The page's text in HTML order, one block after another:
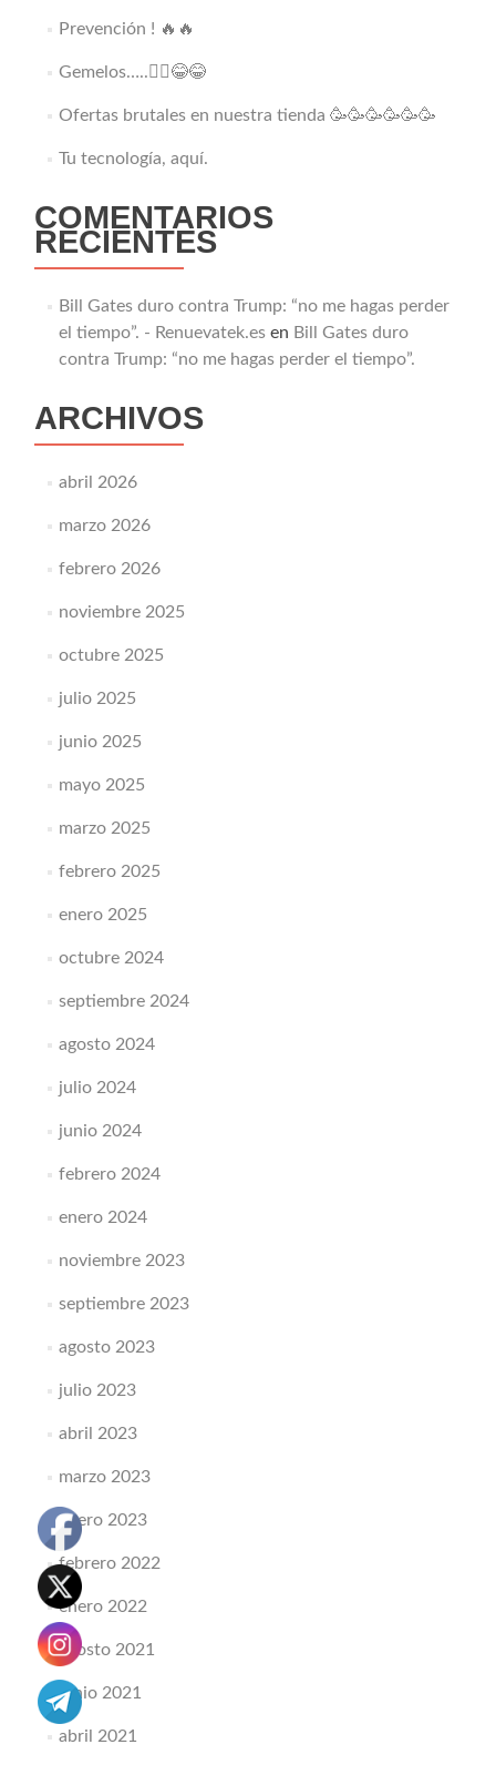
Prevención ! 🔥🔥
Gemelos…..👯‍♂️😂😂
Ofertas brutales en nuestra tienda 🥳🥳🥳🥳🥳🥳
Tu tecnología, aquí.
COMENTARIOS
RECIENTES
Bill Gates duro contra Trump: “no me hagas perder
el tiempo”. - Renuevatek.esen Bill Gates duro
contra Trump: “no me hagas perder el tiempo”.
ARCHIVOS
abril 2026
marzo 2026
febrero 2026
noviembre 2025
octubre 2025
julio 2025
junio 2025
mayo 2025
marzo 2025
febrero 2025
enero 2025
octubre 2024
septiembre 2024
agosto 2024
julio 2024
junio 2024
febrero 2024
enero 2024
noviembre 2023
septiembre 2023
agosto 2023
julio 2023
abril 2023
marzo 2023
enero 2023
febrero 2022
enero 2022
agosto 2021
junio 2021
abril 2021